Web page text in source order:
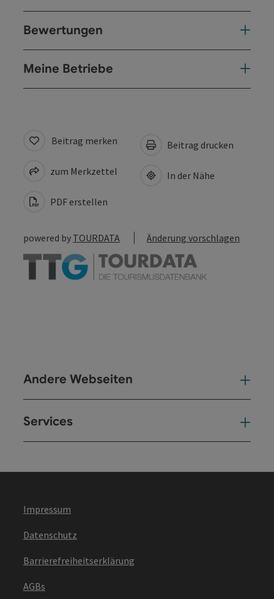
Bewertungen
Meine Betriebe
Beitrag merken
zum Merkzettel
PDF erstellen
Beitrag drucken
In der Nähe
powered by TOURDATA Änderung vorschlagen
Andere Webseiten
Services
Impressum
Datenschutz
Barrierefreiheitserklärung
AGBs